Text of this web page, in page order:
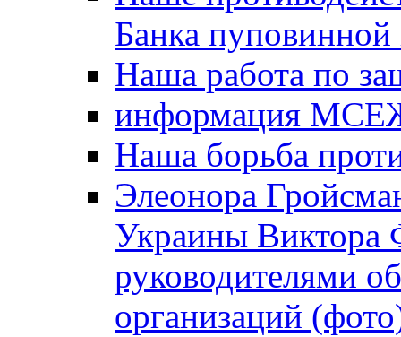
Банка
Наша работа по
информация
Наша борьба
Элеонора
Украины Виктора
руководителями
организаций